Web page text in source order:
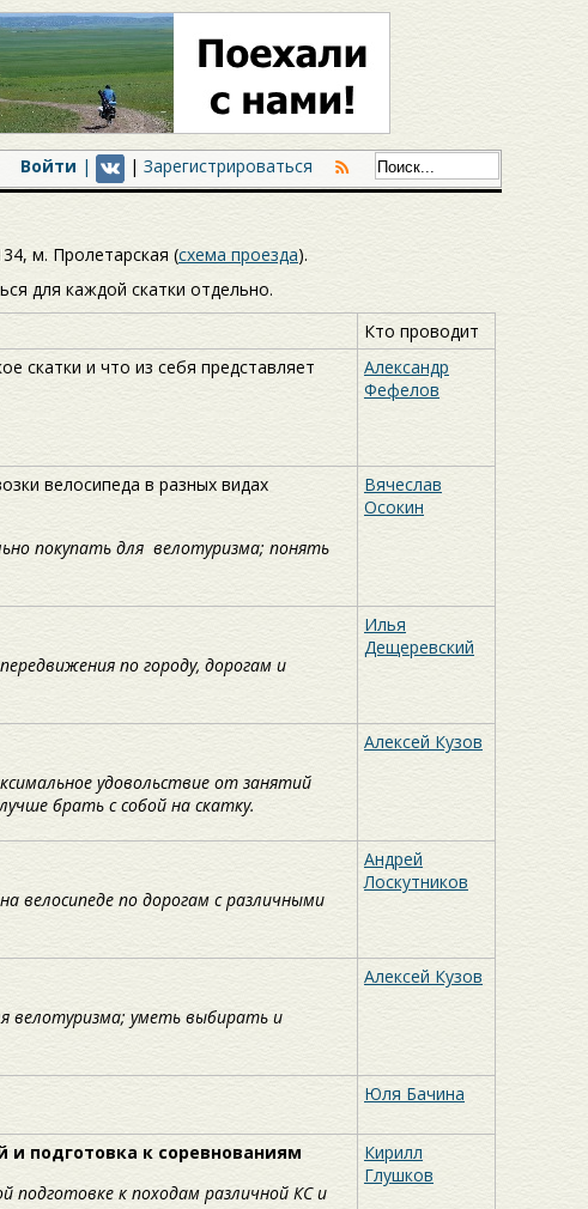
Войти | |Зарегистрироваться
м. Пролетарская (схема проезда).
для каждой скатки отдельно.
Кто проводит
скатки и что из себя представляет
Александр
Фефелов
велосипеда в разных видах
покупать для велотуризма; понять
Вячеслав
Осокин
по городу, дорогам и
Илья
Дещеревский
удовольствие от занятий
брать с собой на скатку.
Алексей Кузов
велосипеде по дорогам с различными
Андрей
Лоскутников
велотуризма; уметь выбирать и
Алексей Кузов
Юля Бачина
и подготовка к соревнованиям
подготовке к походам различной КС и
Кирилл
Глушков